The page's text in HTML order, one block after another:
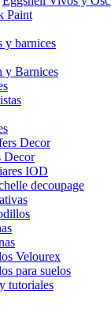
Paint
y barnices
y Barnices
Decor
Decor
IOD
decoupage
Velourex
para suelos
tutoriales